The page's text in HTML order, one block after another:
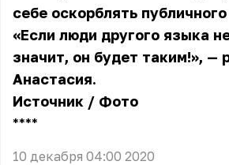
себе оскорблять
«Если люди другого языка
значит, он будет таким!», —
Анастасия.
Источник / Фото
** **
10 декабря 04:00 2020